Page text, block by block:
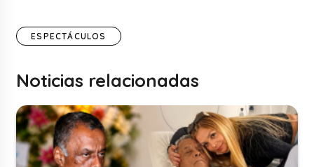
ESPECTÁCULOS
Noticias relacionadas